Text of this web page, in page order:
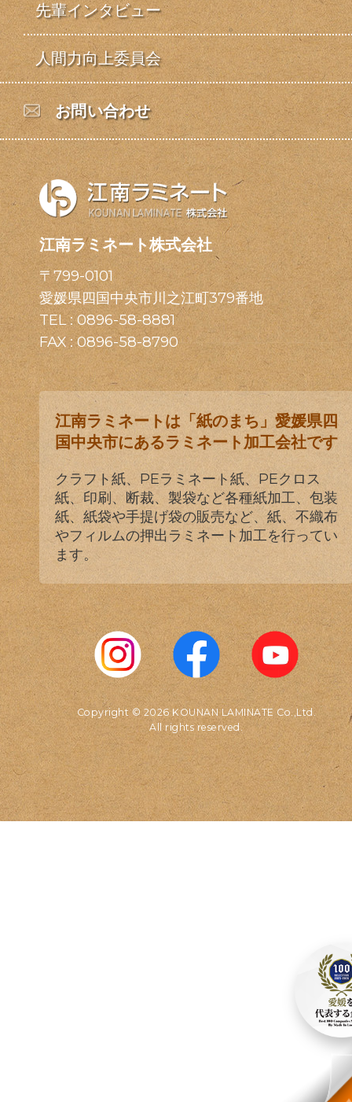
先輩インタビュー
人間力向上委員会
お問い合わせ
江南ラミネート株式会社
〒799-0101
愛媛県四国中央市川之江町379番地
TEL :0896-58-8881
FAX : 0896-58-8790
江南ラミネートは「紙のまち」愛媛県四
国中央市にあるラミネート加工会社です
クラフト紙、PEラミネート紙、PEクロス
紙、印刷、断裁、製袋など各種紙加工、包装
紙、紙袋や手提げ袋の販売など、紙、不織布
やフィルムの押出ラミネート加工を行ってい
ます。
Copyright © 2026 KOUNAN LAMINATE Co.,Ltd.
All rights reserved.